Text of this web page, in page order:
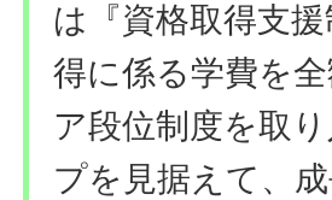
は『資格取得支
得に係る学費を
ア段位制度を取
プを見据えて、